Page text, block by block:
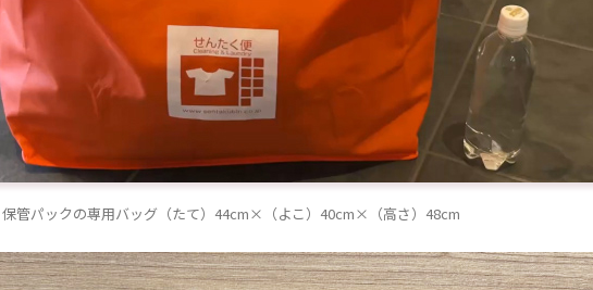
保管パックの専用バッグ（たて）44cm×（よこ）40cm×（高さ）48cm